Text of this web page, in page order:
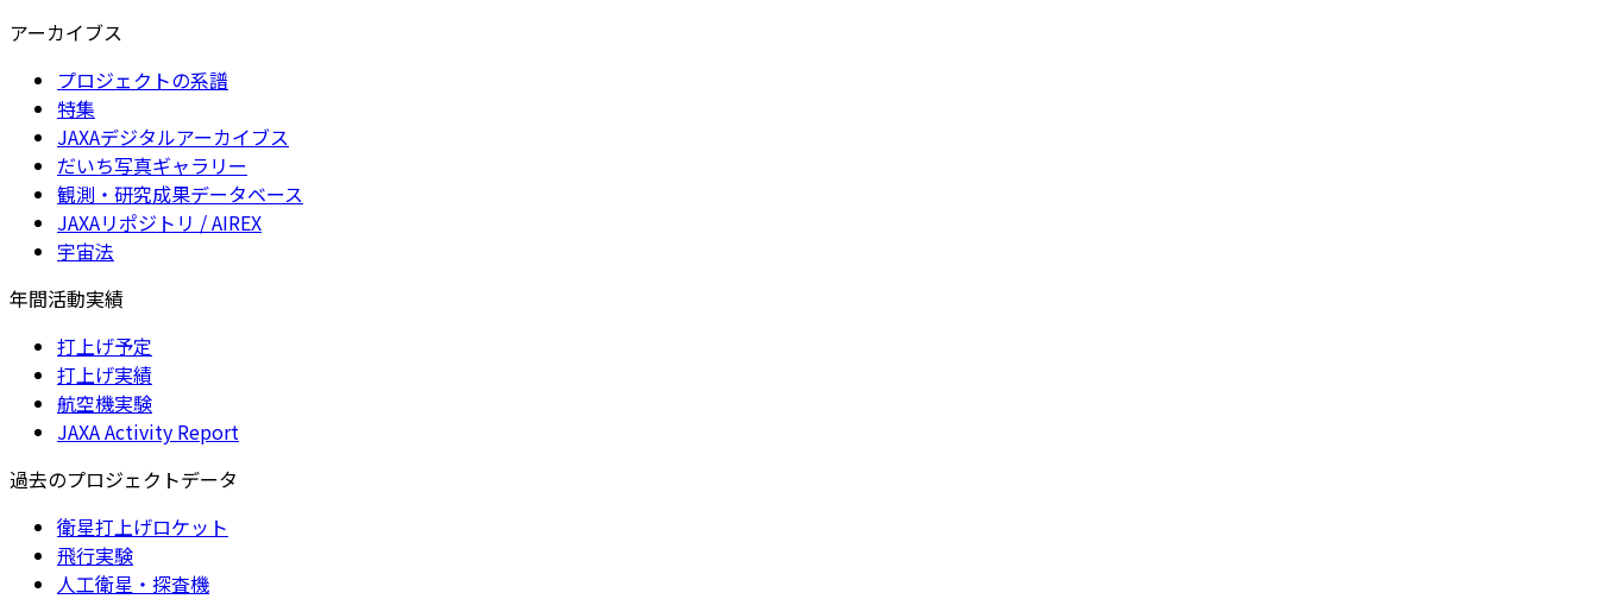
アーカイブス
プロジェクトの系譜
特集
JAXAデジタルアーカイブス
だいち写真ギャラリー
観測・研究成果データベース
JAXAリポジトリ / AIREX
宇宙法
年間活動実績
打上げ予定
打上げ実績
航空機実験
JAXA Activity Report
過去のプロジェクトデータ
衛星打上げロケット
飛行実験
人工衛星・探査機